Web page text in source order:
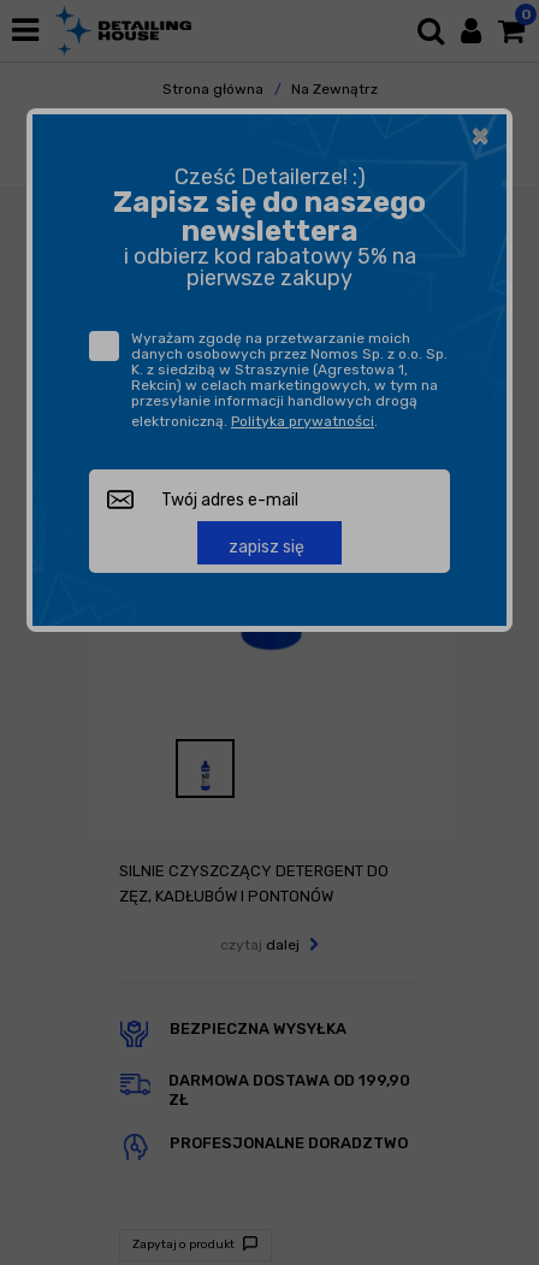
0
Strona główna
Na Zewnątrz
Mycie i Osuszanie
Szampony
SILNIE CZYSZCZĄCY DETERGENT DO
ZĘZ, KADŁUBÓW I PONTONÓW
czytaj dalej
BEZPIECZNA WYSYŁKA
DARMOWA DOSTAWA OD 199,90
ZŁ
PROFESJONALNE DORADZTWO
Zapytaj o produkt
×
Cześć Detailerze! :)
Zapisz się do naszego
newslettera
i odbierz kod rabatowy 5% na
pierwsze zakupy
Wyrażam zgodę na przetwarzanie moich
danych osobowych przez Nomos Sp. z o.o. Sp.
K. z siedzibą w Straszynie (Agrestowa 1,
Rekcin) w celach marketingowych, w tym na
przesyłanie informacji handlowych drogą
elektroniczną. Polityka prywatności.
zapisz się